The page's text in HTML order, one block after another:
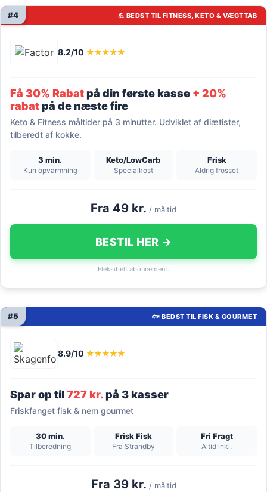
💪 BEDST TIL FITNESS, KETO & VÆGTTAB
#4
8.2/10 ★★★★★
Få 30% Rabatpå din første kasse + 20%
rabatpå de næste fire
Keto & Fitness måltider på 3 minutter. Udviklet af diætister,
tilberedt af kokke.
3 min.
Kun opvarmning
Keto/LowCarb
Specialkost
Frisk
Aldrig frosset
Fra 49 kr. / måltid
BESTIL HER →
Fleksibelt abonnement.
🐟 BEDST TIL FISK & GOURMET
#5
8.9/10 ★★★★★
Spar op til727 kr.på 3 kasser
Friskfanget fisk & nem gourmet
30 min.
Tilberedning
Frisk Fisk
Fra Strandby
Fri Fragt
Altid inkl.
Fra 39 kr. / måltid